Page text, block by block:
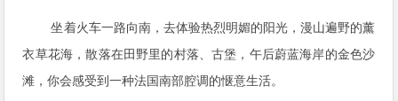
坐着火车一路向南，去体验热烈明媚的阳光，漫山遍野的薰
衣草花海，散落在田野里的村落、古堡，午后蔚蓝海岸的金色沙
滩，你会感受到一种法国南部腔调的惬意生活。